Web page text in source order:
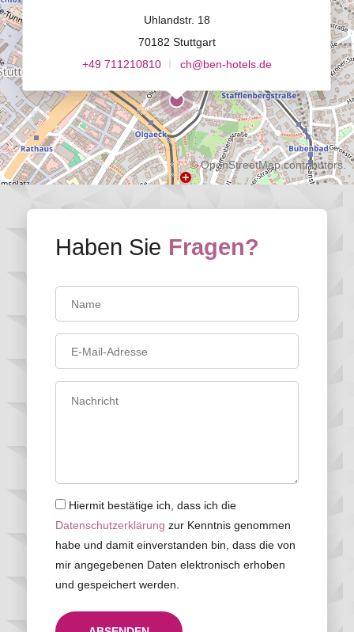
Haben Sie Fragen?
Hiermit bestätige ich, dass ich die
Datenschutzerklärung zur Kenntnis genommen
habe und damit einverstanden bin, dass die von
mir angegebenen Daten elektronisch erhoben
und gespeichert werden.
Uhlandstr. 18
70182 Stuttgart
+49 711210810
ch@ben-hotels.de
©OpenStreetMapcontributors.